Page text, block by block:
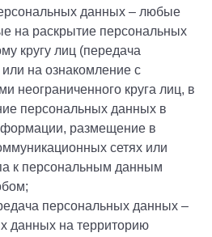
данных – любые
на раскрытие персональных
кругу лиц (передача
на ознакомление с
неограниченного круга лиц, в
персональных данных в
размещение в
сетях или
к персональным данным
персональных данных –
данных на территорию